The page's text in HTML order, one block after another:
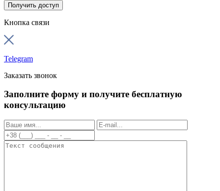
Кнопка связи
Telegram
Заказать звонок
Заполните форму и получите бесплатную
консультацию